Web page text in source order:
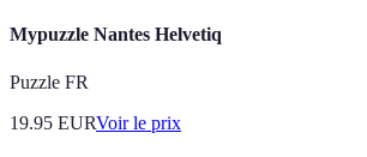
Mypuzzle Nantes Helvetiq
Puzzle FR
19.95 EURVoir le prix